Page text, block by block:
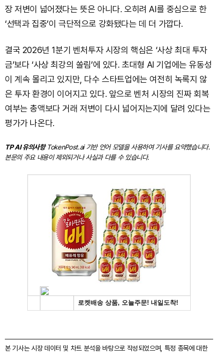
장 저변이 넓어졌다는 뜻은 아니다. 오히려 AI를 중심으로 한
‘선택과 집중’이 극단적으로 강화됐다는 데 더 가깝다.
결국 2026년 1분기 벤처투자 시장의 핵심은 ‘사상 최대 투자
금’보다 ‘사상 최강의 쏠림’에 있다. 초대형 AI 기업에는 유동성
이 계속 몰리고 있지만, 다수 스타트업에는 여전히 녹록지 않
은 투자 환경이 이어지고 있다. 앞으로 벤처 시장의 진짜 회복
여부는 총액보다 거래 저변이 다시 넓어지는지에 달려 있다는
평가가 나온다.
TP AI 유의사항TokenPost.ai 기반 언어 모델을 사용하여 기사를 요약했습니다.
본문의 주요 내용이 제외되거나 사실과 다를 수 있습니다.
본 기사는 시장 데이터 및 차트 분석을 바탕으로 작성되었으며, 특정 종목에 대한